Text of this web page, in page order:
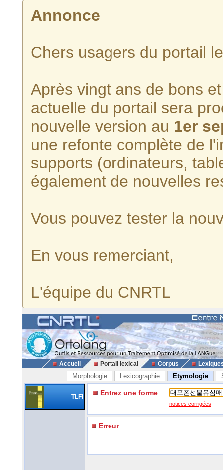
Annonce
Chers usagers du portail
Après vingt ans de bons
actuelle du portail sera
nouvelle version au 1er
une refonte complète de
supports (ordinateurs,
également de nouvelles
Vous pouvez tester la
En vous remerciant,
L'équipe du CNRTL
Accueil Portail lexical Corpus
Morphologie Lexicographie Etymologie
TLFi Entrez une forme
notices corrigées
Erreur